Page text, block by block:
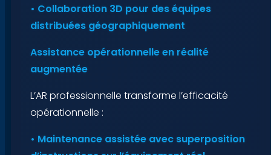
• Collaboration 3D pour des équipes
distribuées géographiquement
Assistance opérationnelle en réalité
augmentée
L’AR professionnelle transforme l’efficacité
opérationnelle :
• Maintenance assistée avec superposition